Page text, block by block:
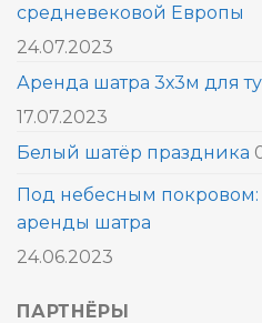
средневековой Европы
24.07.2023
Аренда шатра 3х3м для
17.07.2023
Белый шатёр праздника
Под небесным покровом:
аренды шатра
24.06.2023
ПАРТНЁРЫ